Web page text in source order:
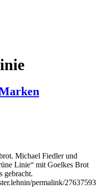
Michael Fiedler und
Linie“ mit Goelkes Brot
gebracht.
permalink/